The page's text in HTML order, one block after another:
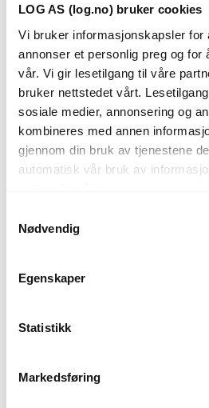
LOG AS (log.no) bruker cookies
Vi bruker informasjonskapsler for
annonser et personlig preg og for
vår. Vi gir lesetilgang til våre
bruker nettstedet vårt.
sosiale medier, annonsering og
kombineres med annen
gjennom din bruk av tjenestene
automatisk vår bruk av
Nødvendig
Egenskaper
Statistikk
Markedsføring
GRIPPLE TWISTER